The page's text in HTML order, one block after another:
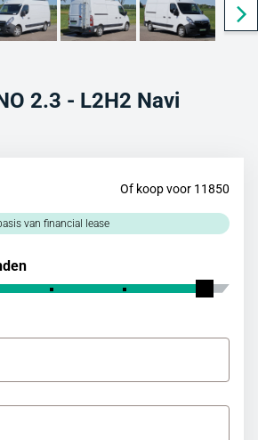
2.3 - L2H2 Navi
Of koop voor 11850
van financial lease